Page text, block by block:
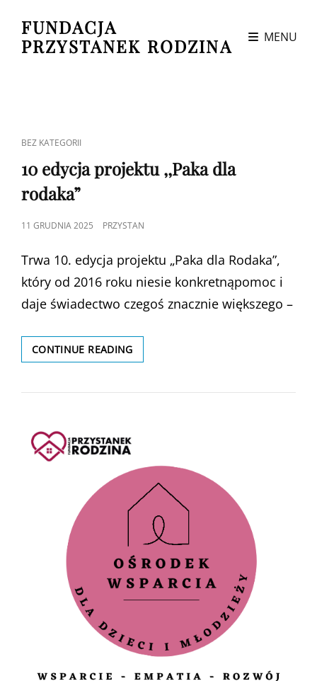
FUNDACJA
PRZYSTANEK RODZINA
MENU
CAT
BEZ KATEGORII
10 edycja projektu ,,Paka dla
rodaka”
POSTED
11 GRUDNIA 2025 PRZYSTAN
Trwa 10. edycja projektu „Paka dla Rodaka”,
który od 2016 roku niesie konkretnąpomoc i
daje świadectwo czegoś znacznie większego –
CONTINUE READING10
EDYCJA
,,PAKA